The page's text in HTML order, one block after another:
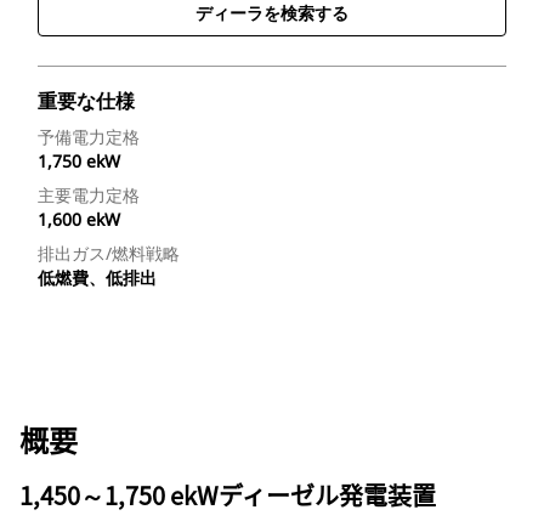
ディーラを検索する
重要な仕様
予備電力定格
1,750 ekW
主要電力定格
1,600 ekW
排出ガス/燃料戦略
低燃費、低排出
概要
1,450～1,750 ekWディーゼル発電装置